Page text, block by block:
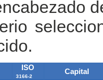
ISO
3166-2
Capital